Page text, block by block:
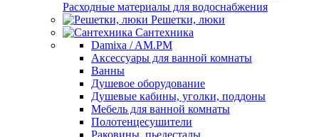
Расходные материалы для водоснабжения
Решетки, люки
Сантехника
Damixa / AM.PM
Аксессуары для ванной комнаты
Ванны
Душевое оборудование
Душевые кабины, уголки, поддоны
Мебель для ванной комнаты
Полотенцесушители
Раковины, пьедесталы